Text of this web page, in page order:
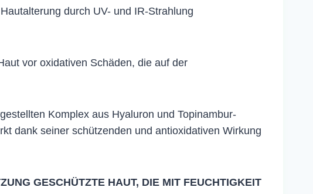
durch UV- und IR-Strahlung
vor oxidativen Schäden, die auf der
Komplex aus Hyaluron und Topinambur-
dank seiner schützenden und antioxidativen Wirkung
GESCHÜTZTE HAUT, DIE MIT FEUCHTIGKEIT